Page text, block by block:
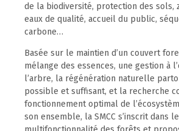
de la biodiversité, protection des sols,
eaux de qualité, accueil du public,
carbone…
Basée sur le maintien d’un couvert
mélange des essences, une gestion à
l’arbre, la régénération naturelle
possible et suffisant, et la recherche
fonctionnement optimal de
son ensemble, la SMCC s’inscrit dans